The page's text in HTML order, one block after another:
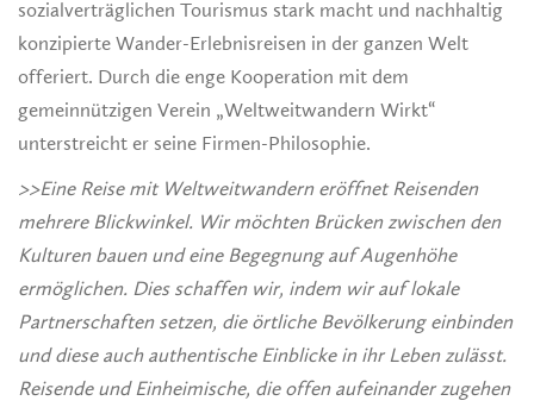
sozialverträglichen Tourismus stark macht und nachhaltig
konzipierte Wander-Erlebnisreisen in der ganzen Welt
offeriert. Durch die enge Kooperation mit dem
gemeinnützigen Verein „Weltweitwandern Wirkt“
unterstreicht er seine Firmen-Philosophie.
>>Eine Reise mit Weltweitwandern eröffnet Reisenden
mehrere Blickwinkel. Wir möchten Brücken zwischen den
Kulturen bauen und eine Begegnung auf Augenhöhe
ermöglichen. Dies schaffen wir, indem wir auf lokale
Partnerschaften setzen, die örtliche Bevölkerung einbinden
und diese auch authentische Einblicke in ihr Leben zulässt.
Reisende und Einheimische, die offen aufeinander zugehen